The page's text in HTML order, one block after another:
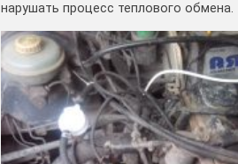
нарушать процесс теплового обмена.